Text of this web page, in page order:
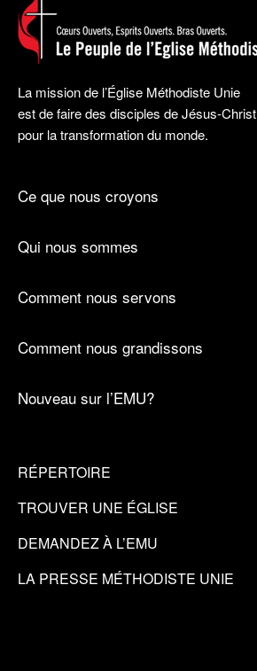
La mission de l’Église Méthodiste Unie
est de faire des disciples de Jésus-Christ
pour la transformation du monde.
Ce que nous croyons
Qui nous sommes
Comment nous servons
Comment nous grandissons
Nouveau sur l’EMU?
RÉPERTOIRE
TROUVER UNE ÉGLISE
DEMANDEZ À L’EMU
LA PRESSE MÉTHODISTE UNIE